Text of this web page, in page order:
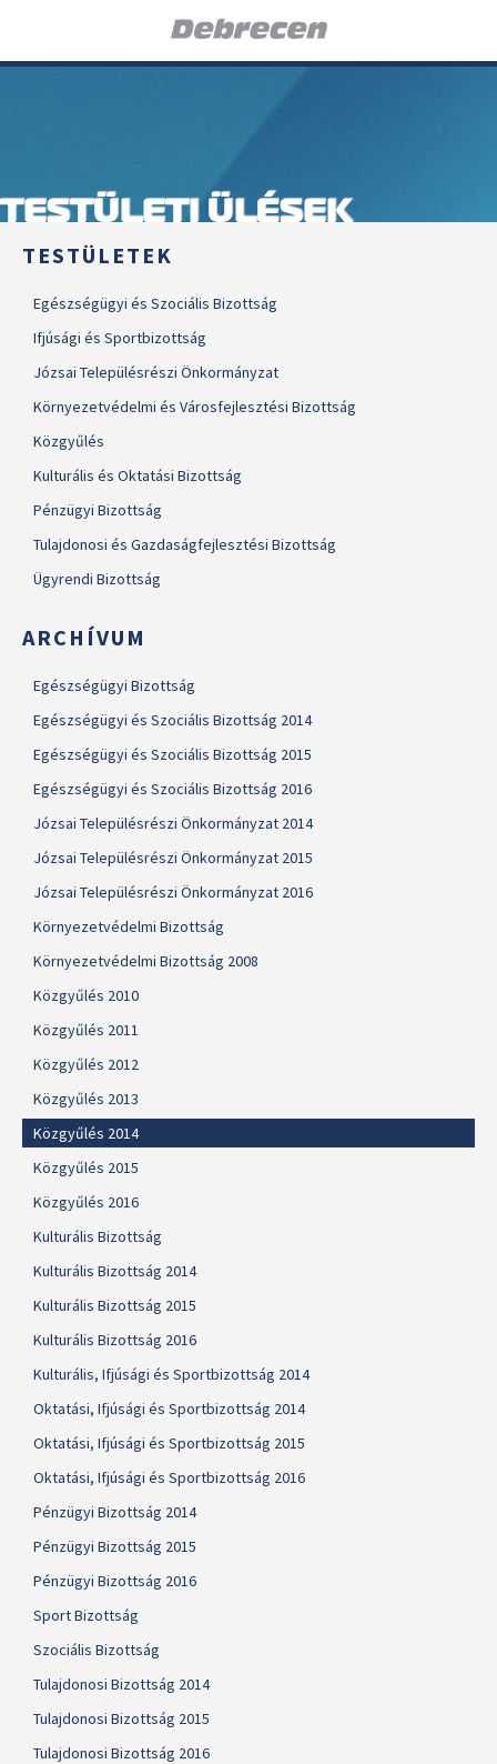
TESTÜLETI ÜLÉSEK
TESTÜLETEK
Egészségügyi és Szociális Bizottság
Ifjúsági és Sportbizottság
Józsai Településrészi Önkormányzat
Környezetvédelmi és Városfejlesztési Bizottság
Közgyűlés
Kulturális és Oktatási Bizottság
Pénzügyi Bizottság
Tulajdonosi és Gazdaságfejlesztési Bizottság
Ügyrendi Bizottság
ARCHÍVUM
Egészségügyi Bizottság
Egészségügyi és Szociális Bizottság 2014
Egészségügyi és Szociális Bizottság 2015
Egészségügyi és Szociális Bizottság 2016
Józsai Településrészi Önkormányzat 2014
Józsai Településrészi Önkormányzat 2015
Józsai Településrészi Önkormányzat 2016
Környezetvédelmi Bizottság
Környezetvédelmi Bizottság 2008
Közgyűlés 2010
Közgyűlés 2011
Közgyűlés 2012
Közgyűlés 2013
Közgyűlés 2014
Közgyűlés 2015
Közgyűlés 2016
Kulturális Bizottság
Kulturális Bizottság 2014
Kulturális Bizottság 2015
Kulturális Bizottság 2016
Kulturális, Ifjúsági és Sportbizottság 2014
Oktatási, Ifjúsági és Sportbizottság 2014
Oktatási, Ifjúsági és Sportbizottság 2015
Oktatási, Ifjúsági és Sportbizottság 2016
Pénzügyi Bizottság 2014
Pénzügyi Bizottság 2015
Pénzügyi Bizottság 2016
Sport Bizottság
Szociális Bizottság
Tulajdonosi Bizottság 2014
Tulajdonosi Bizottság 2015
Tulajdonosi Bizottság 2016